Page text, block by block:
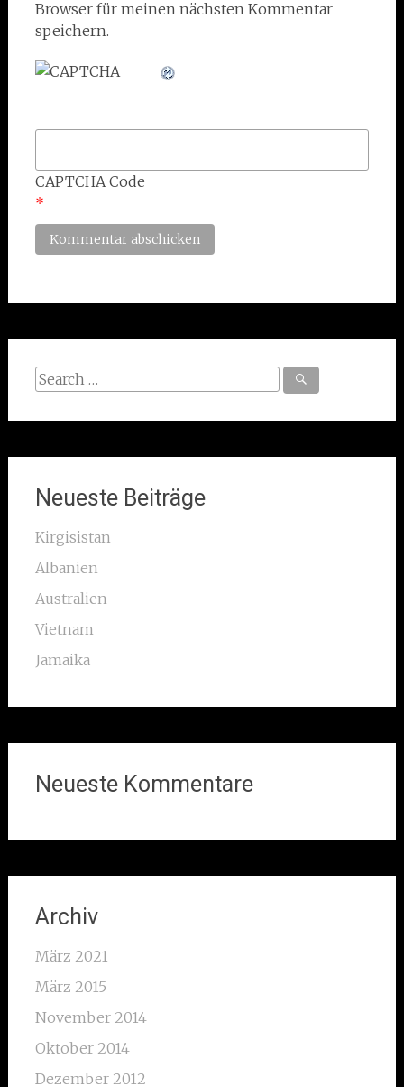
Browser für meinen nächsten Kommentar
speichern.
CAPTCHA Code
*
Search
Neueste Beiträge
Kirgisistan
Albanien
Australien
Vietnam
Jamaika
Neueste Kommentare
Archiv
März 2021
März 2015
November 2014
Oktober 2014
Dezember 2012